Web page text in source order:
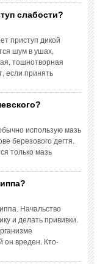
слабости?
приступ дикой
шум в ушах,
тошнотворная
если принять
использую мазь
березового дегтя.
только мазь
Начальство
и делать прививки.
он вреден. Кто-